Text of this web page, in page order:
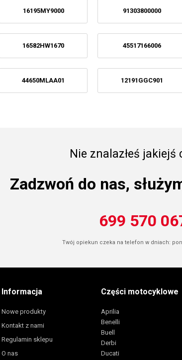
16195MY9000 91303800000
16582HW1670 45517166006
44650MLAA01 12191GGC901
Nie znalazłeś jakiejś
Zadzwoń do nas,
699 570
Twój opiekun czeka na telefon w dniach: pon.
Informacja
Nowe produkty
Kontakt z nami
Regulamin sklepu
O nas
Części motocyklowe
Aprilia
Benelli
Buell
Derbi
Ducati